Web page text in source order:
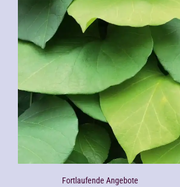
Fortlaufende Angebote